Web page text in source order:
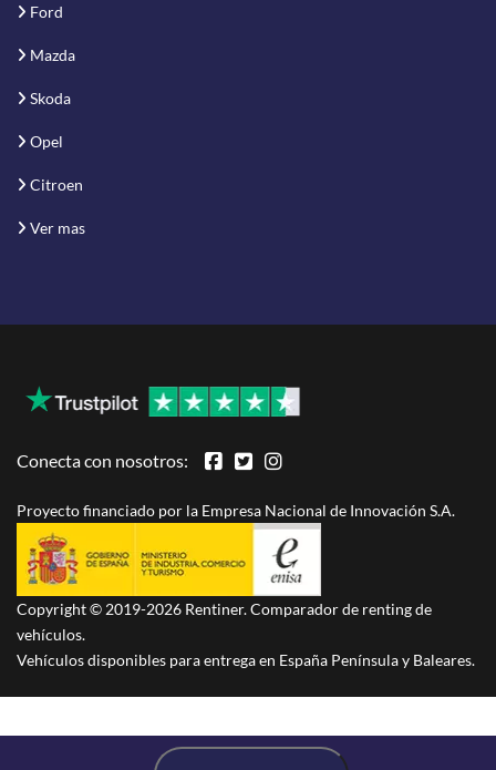
Ford
Mazda
Skoda
Opel
Citroen
Ver mas
Conecta con nosotros:
Proyecto financiado por la Empresa Nacional de Innovación S.A.
Copyright © 2019-2026 Rentiner. Comparador de renting de
vehículos.
Vehículos disponibles para entrega en España Península y Baleares.